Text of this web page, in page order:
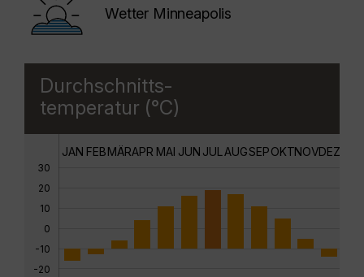
Wetter Minneapolis
Durchschnitts-
temperatur (°C)
30
20
10
0
-10
-20
JAN FEBMÄRAPR MAI JUN JUL AUGSEPOKTNOVDEZ